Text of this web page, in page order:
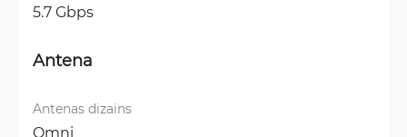
5.7 Gbps
Antena
Antenas dizains
Omni